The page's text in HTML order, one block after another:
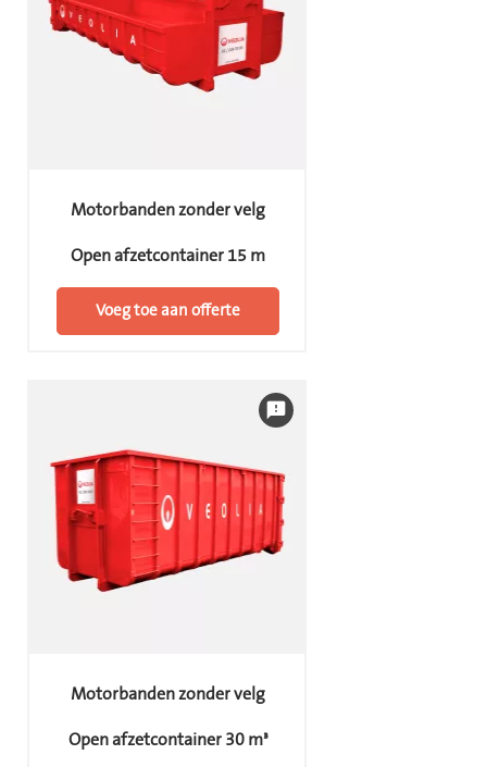
Motorbanden zonder velg
Open afzetcontainer 15 m
Voeg toe aan offerte
feedback
Motorbanden zonder velg
Open afzetcontainer 30 m³